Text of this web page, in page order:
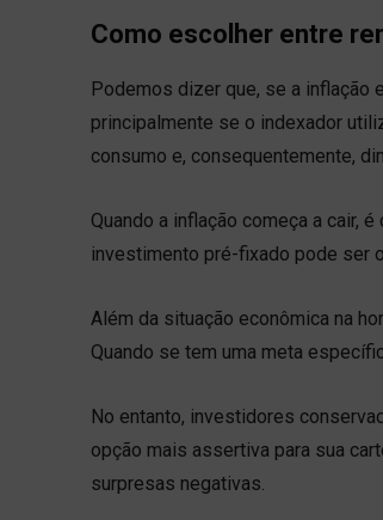
Como escolher entre
Podemos dizer que, se a inflação
principalmente se o indexador
consumo e, consequentemente,
Quando a inflação começa a cair,
investimento pré-fixado pode ser
Além da situação econômica na
Quando se tem uma meta
No entanto, investidores
opção mais assertiva para sua
surpresas negativas.